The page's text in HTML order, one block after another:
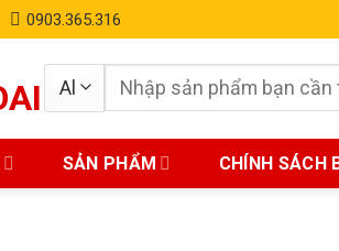
0903.365.316
Search
for:
SẢN PHẨM CHÍNH SÁCH